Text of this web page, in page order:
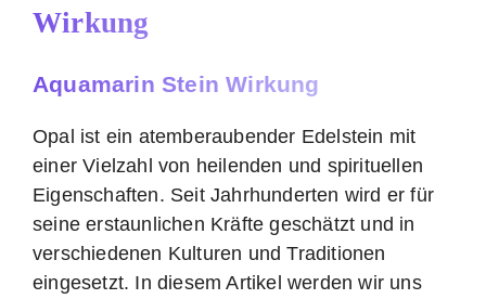
Wirkung
Aquamarin Stein Wirkung
Opal ist ein atemberaubender Edelstein mit
einer Vielzahl von heilenden und spirituellen
Eigenschaften. Seit Jahrhunderten wird er für
seine erstaunlichen Kräfte geschätzt und in
verschiedenen Kulturen und Traditionen
eingesetzt. In diesem Artikel werden wir uns